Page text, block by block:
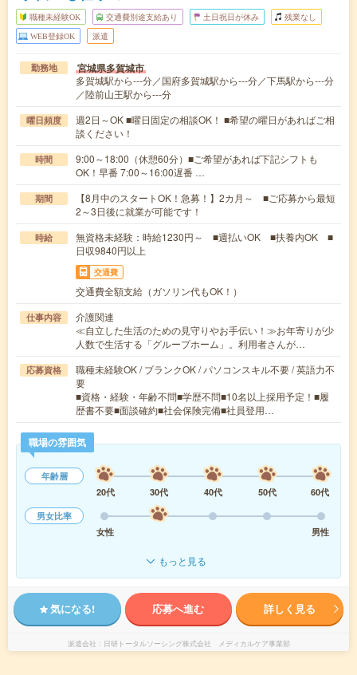
職種未経験OK 交通費別途支給あり 土日祝日が休み 残業なし
WEB登録OK 派遣
勤務地 宮城県多賀城市
多賀城駅から---分／国府多賀城駅から---分／下馬駅から---分
／陸前山王駅から---分
曜日頻度
週2日～OK ■曜日固定の相談OK！ ■希望の曜日があればご相
談ください！
時間
9:00～18:00（休憩60分）■ご希望があれば下記シフトも
OK！早番 7:00～16:00遅番 …
期間
【8月中のスタートOK！急募！】2カ月～ ■ご応募から最短
2～3日後に就業が可能です！
時給
無資格未経験：時給1230円～ ■週払いOK ■扶養内OK ■
日収9840円以上
交通費
交通費全額支給（ガソリン代もOK！）
仕事内容
介護関連
≪自立した生活のための見守りやお手伝い！≫お年寄りが少
人数で生活する「グループホーム」。利用者さんが…
応募資格
職種未経験OK / ブランクOK / パソコンスキル不要 / 英語力不
要
■資格・経験・年齢不問■学歴不問■10名以上採用予定！■履
歴書不要■面談確約■社会保険完備■社員登用…
職場の雰囲気
年齢層
20代
30代 40代 50代
60代
男女比率
女性
男性
もっと見る
気になる! 応募へ進む 詳しく見る
派遣会社 日研トータルソーシング株式会社 メディカルケア事業部